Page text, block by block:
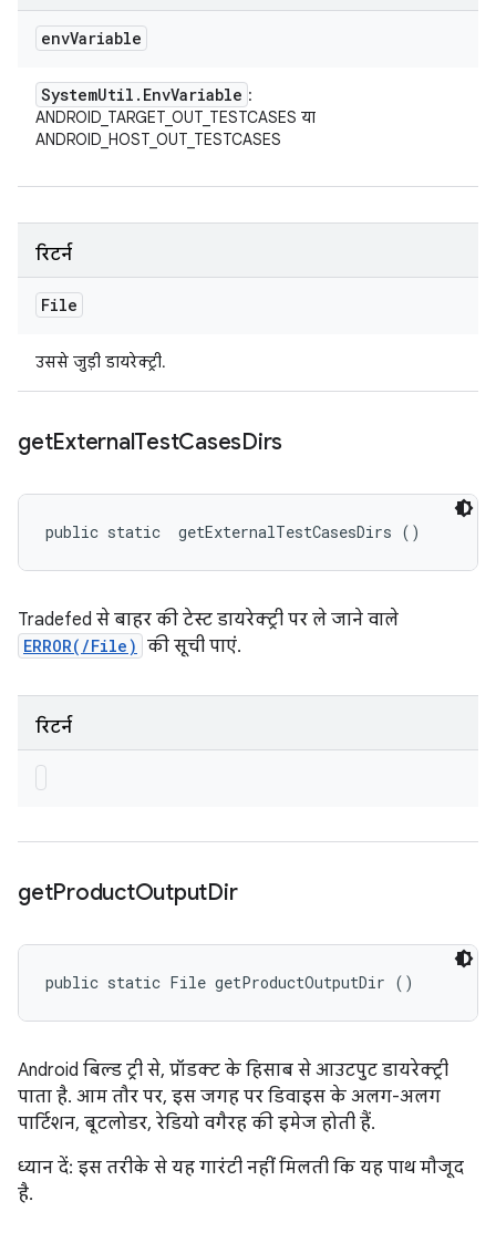
envVariable
SystemUtil . EnvVariable :
ANDROID_TARGET_OUT_TESTCASES या
ANDROID_HOST_OUT_TESTCASES
रिटर्न
File
उससे जुड़ी डायरेक्ट्री.
getExternalTestCasesDirs
public static getExternalTestCasesDirs ()
Tradefed से बाहर की टेस्ट डायरेक्ट्री पर ले जाने वाले
ERROR(/File) की सूची पाएं.
रिटर्न
getProductOutputDir
public static File getProductOutputDir ()
Android बिल्ड ट्री से, प्रॉडक्ट के हिसाब से आउटपुट डायरेक्ट्री
पाता है. आम तौर पर, इस जगह पर डिवाइस के अलग-अलग
पार्टिशन, बूटलोडर, रेडियो वगैरह की इमेज होती हैं.
ध्यान दें: इस तरीके से यह गारंटी नहीं मिलती कि यह पाथ मौजूद
है.